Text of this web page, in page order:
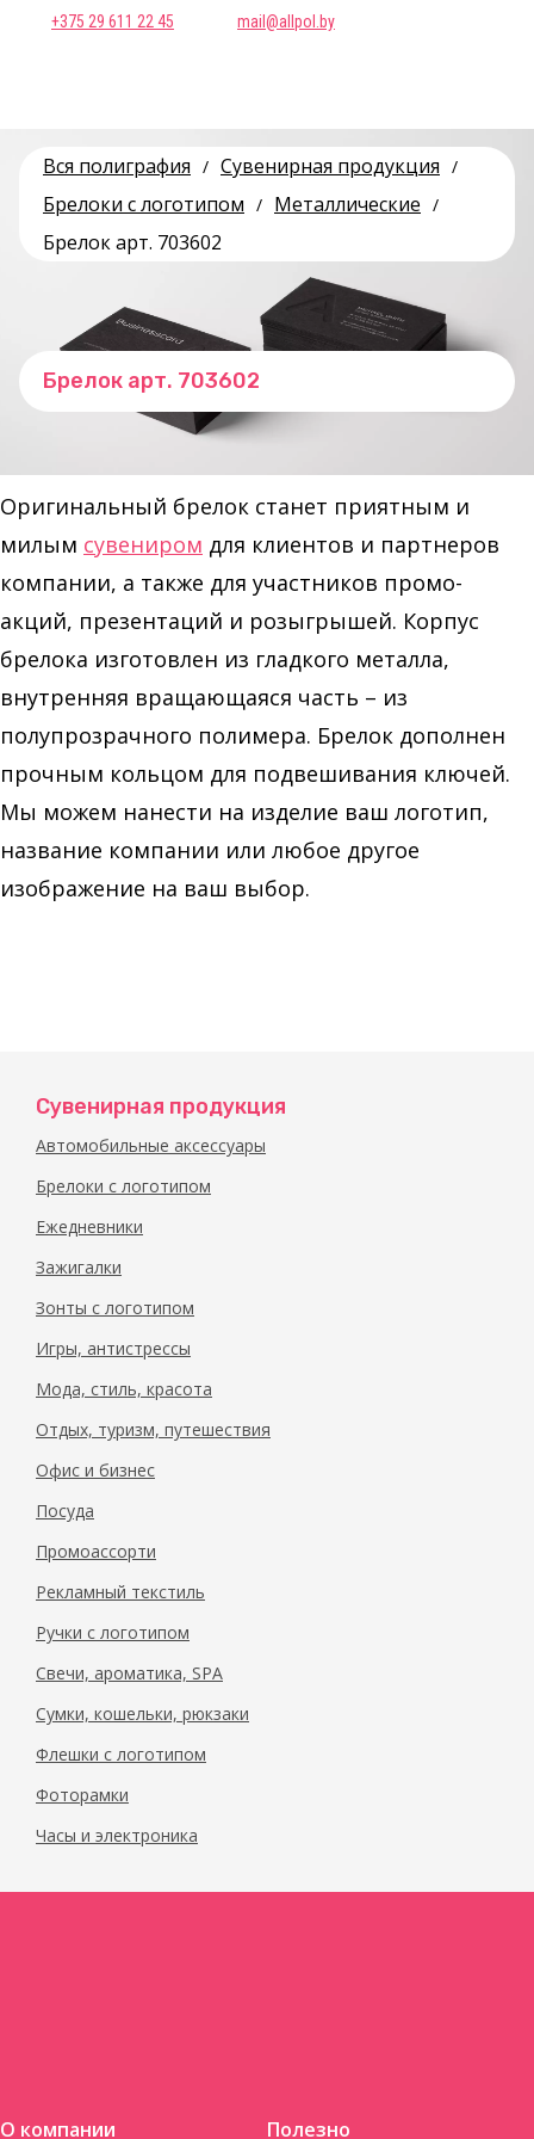
+375 29 611 22 45 mail@allpol.by
Вся полиграфия / Сувенирная продукция /
Брелоки с логотипом / Металлические /
Брелок арт. 703602
Брелок арт. 703602
Оригинальный брелок станет приятным и
милым сувениром для клиентов и партнеров
компании, а также для участников промо-
акций, презентаций и розыгрышей. Корпус
брелока изготовлен из гладкого металла,
внутренняя вращающаяся часть – из
полупрозрачного полимера. Брелок дополнен
прочным кольцом для подвешивания ключей.
Мы можем нанести на изделие ваш логотип,
название компании или любое другое
изображение на ваш выбор.
Сувенирная продукция
Автомобильные аксессуары
Брелоки с логотипом
Ежедневники
Зажигалки
Зонты с логотипом
Игры, антистрессы
Мода, стиль, красота
Отдых, туризм, путешествия
Офис и бизнес
Посуда
Промоассорти
Рекламный текстиль
Ручки с логотипом
Свечи, ароматика, SPA
Сумки, кошельки, рюкзаки
Флешки с логотипом
Фоторамки
Часы и электроника
О компании Полезно